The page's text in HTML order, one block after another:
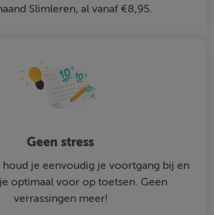
Slimleren, al vanaf €8,95.
Geen stress
je eenvoudig je voortgang bij en
optimaal voor op toetsen. Geen
verrassingen meer!